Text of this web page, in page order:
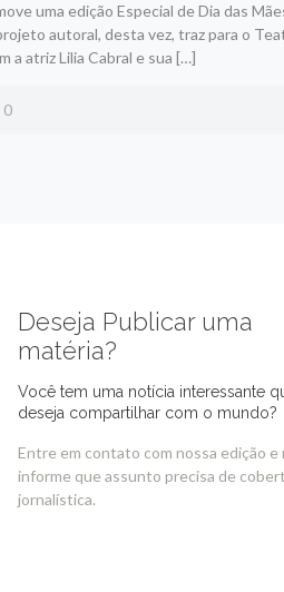
uma edição Especial de Dia das
autoral, desta vez, traz para o
a atriz Lilia Cabral e sua […]
0
Deseja Publicar uma
matéria?
Você tem uma notícia interessante
deseja compartilhar com o mundo?
Entre em contato com nossa edição e
informe que assunto precisa de
jornalística.